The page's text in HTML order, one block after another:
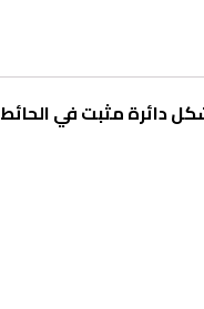
دائرة مثبت في الحائط